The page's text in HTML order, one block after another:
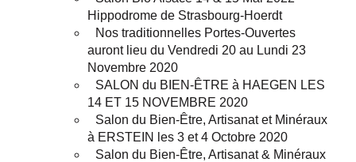
Hippodrome de Strasbourg-Hoerdt
Nos traditionnelles Portes-Ouvertes
auront lieu du Vendredi 20 au Lundi 23
Novembre 2020
SALON du BIEN-ÊTRE à HAEGEN LES
14 ET 15 NOVEMBRE 2020
Salon du Bien-Être, Artisanat et Minéraux
à ERSTEIN les 3 et 4 Octobre 2020
Salon du Bien-Être, Artisanat & Minéraux